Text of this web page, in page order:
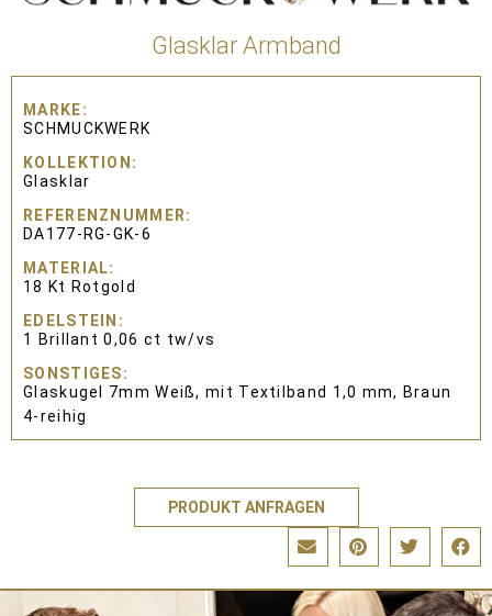
Glasklar Armband
MARKE
SCHMUCKWERK
KOLLEKTION
Glasklar
REFERENZNUMMER
DA177-RG-GK-6
MATERIAL
18 Kt Rotgold
EDELSTEIN
1 Brillant 0,06 ct tw/vs
SONSTIGES
Glaskugel 7mm Weiß, mit Textilband 1,0 mm, Braun
4-reihig
PRODUKT ANFRAGEN